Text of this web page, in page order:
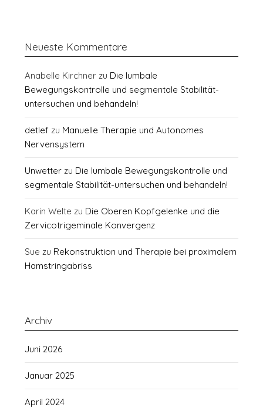
Neueste Kommentare
Anabelle Kirchner zu Die lumbale
Bewegungskontrolle und segmentale Stabilität-
untersuchen und behandeln!
detlef zu Manuelle Therapie und Autonomes
Nervensystem
Unwetter zu Die lumbale Bewegungskontrolle und
segmentale Stabilität-untersuchen und behandeln!
Karin Welte zu Die Oberen Kopfgelenke und die
Zervicotrigeminale Konvergenz
Sue zu Rekonstruktion und Therapie bei proximalem
Hamstringabriss
Archiv
Juni 2026
Januar 2025
April 2024